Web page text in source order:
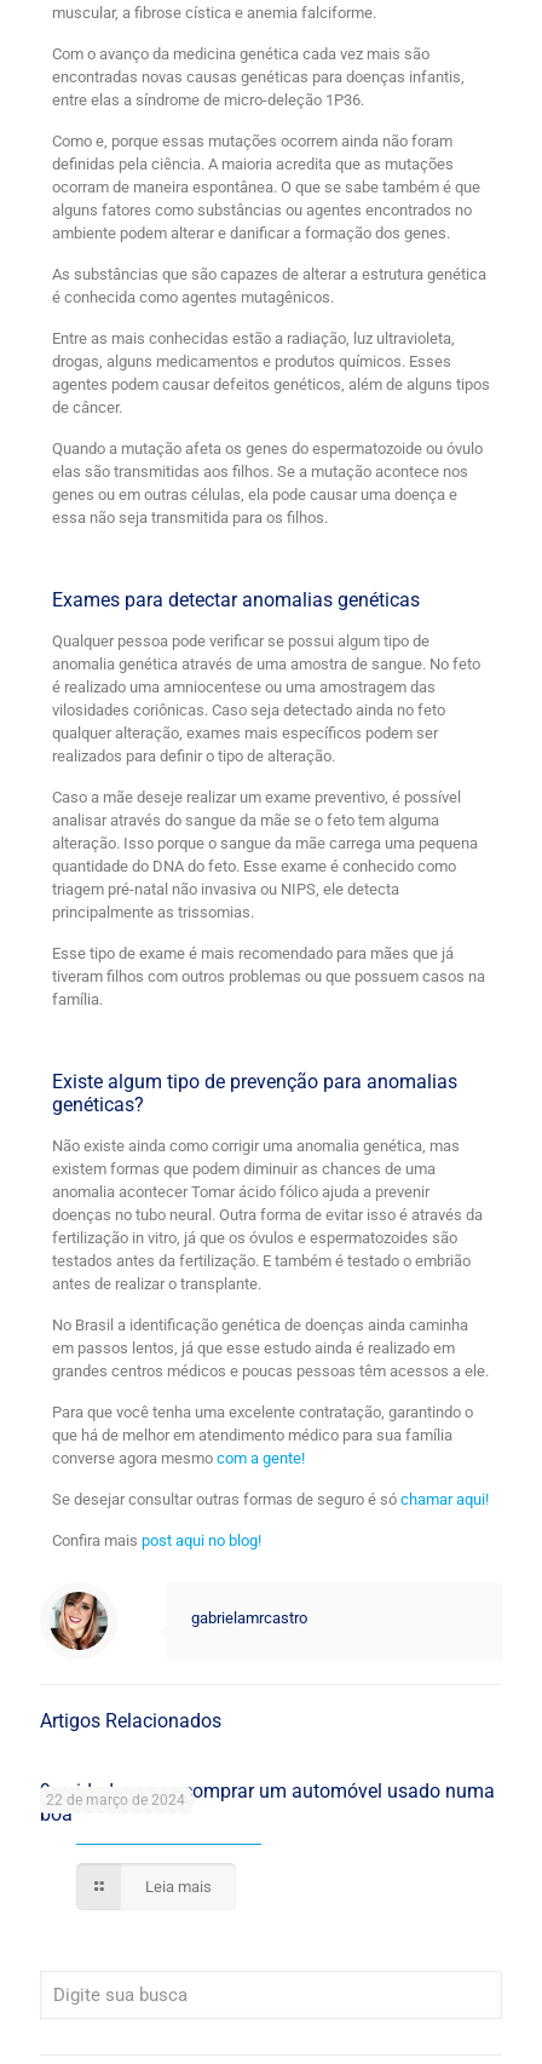
muscular, a fibrose cística e anemia falciforme.
Com o avanço da medicina genética cada vez mais são
encontradas novas causas genéticas para doenças infantis,
entre elas a síndrome de micro-deleção 1P36.
Como e, porque essas mutações ocorrem ainda não foram
definidas pela ciência. A maioria acredita que as mutações
ocorram de maneira espontânea. O que se sabe também é que
alguns fatores como substâncias ou agentes encontrados no
ambiente podem alterar e danificar a formação dos genes.
As substâncias que são capazes de alterar a estrutura genética
é conhecida como agentes mutagênicos.
Entre as mais conhecidas estão a radiação, luz ultravioleta,
drogas, alguns medicamentos e produtos químicos. Esses
agentes podem causar defeitos genéticos, além de alguns tipos
de câncer.
Quando a mutação afeta os genes do espermatozoide ou óvulo
elas são transmitidas aos filhos. Se a mutação acontece nos
genes ou em outras células, ela pode causar uma doença e
essa não seja transmitida para os filhos.
Exames para detectar anomalias genéticas
Qualquer pessoa pode verificar se possui algum tipo de
anomalia genética através de uma amostra de sangue. No feto
é realizado uma amniocentese ou uma amostragem das
vilosidades coriônicas. Caso seja detectado ainda no feto
qualquer alteração, exames mais específicos podem ser
realizados para definir o tipo de alteração.
Caso a mãe deseje realizar um exame preventivo, é possível
analisar através do sangue da mãe se o feto tem alguma
alteração. Isso porque o sangue da mãe carrega uma pequena
quantidade do DNA do feto. Esse exame é conhecido como
triagem pré-natal não invasiva ou NIPS, ele detecta
principalmente as trissomias.
Esse tipo de exame é mais recomendado para mães que já
tiveram filhos com outros problemas ou que possuem casos na
família.
Existe algum tipo de prevenção para anomalias
genéticas?
Não existe ainda como corrigir uma anomalia genética, mas
existem formas que podem diminuir as chances de uma
anomalia acontecer Tomar ácido fólico ajuda a prevenir
doenças no tubo neural. Outra forma de evitar isso é através da
fertilização in vitro, já que os óvulos e espermatozoides são
testados antes da fertilização. E também é testado o embrião
antes de realizar o transplante.
No Brasil a identificação genética de doenças ainda caminha
em passos lentos, já que esse estudo ainda é realizado em
grandes centros médicos e poucas pessoas têm acessos a ele.
Para que você tenha uma excelente contratação, garantindo o
que há de melhor em atendimento médico para sua família
converse agora mesmo com a gente!
Se desejar consultar outras formas de seguro é só chamar aqui!
Confira mais post aqui no blog!
gabrielamrcastro
Artigos Relacionados
22 de março de 2024
9 cuidados para comprar um automóvel usado numa
boa
Leia mais